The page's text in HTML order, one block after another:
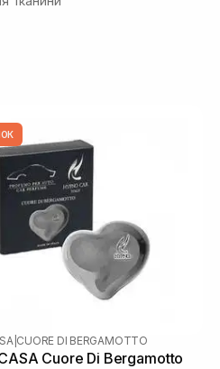
CUORE DI BERGAMOTTO
Cuore Di Bergamotto